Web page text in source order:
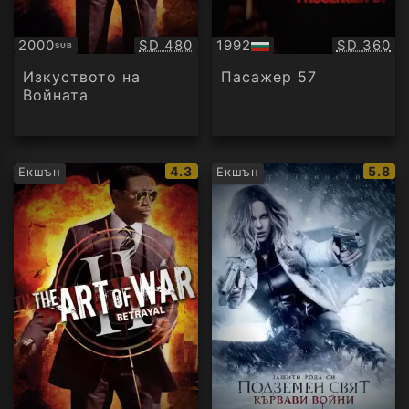
2000SUB
Субтитри Качество:
SD 480
Изкуството на
Войната
1992
БГ
аудио
SD 360
Пасажер 57
Екшън
IMDb
рейтинг:
4.3 Екшън
IMDb
5.8